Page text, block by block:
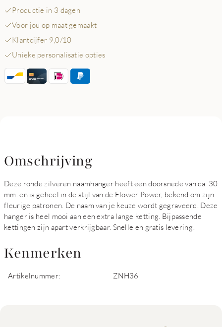
Productie in 3 dagen
Voor jou op maat gemaakt
Klantcijfer 9,0/10
Unieke personalisatie opties
Omschrijving
Deze ronde zilveren naamhanger heeft een doorsnede van ca. 30
mm. en is geheel in de stijl van de Flower Power, bekend om zijn
fleurige patronen. De naam van je keuze wordt gegraveerd. Deze
hanger is heel mooi aan een extra lange ketting. Bijpassende
kettingen zijn apart verkrijgbaar. Snelle en gratis levering!
Kenmerken
Artikelnummer: ZNH36